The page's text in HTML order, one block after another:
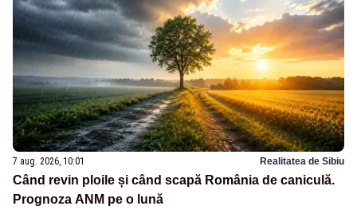
7 aug. 2026, 10:01 Realitatea de Sibiu
Când revin ploile și când scapă România de caniculă.
Prognoza ANM pe o lună